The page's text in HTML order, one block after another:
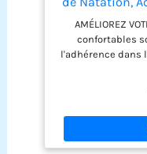
de Piscine,
Sangles
AMÉLIOREZ
confortables
l'adhérence dans
nageurs en
arena Elite
tactile
améliorant la
paume non